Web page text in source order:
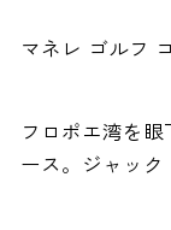
マネレ ゴルフ
フロポエ湾を
ース。ジャック